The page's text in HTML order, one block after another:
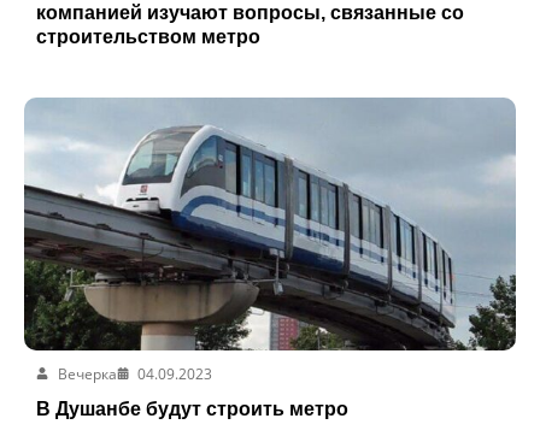
компанией изучают вопросы, связанные со
строительством метро
Вечерка
04.09.2023
В Душанбе будут строить метро